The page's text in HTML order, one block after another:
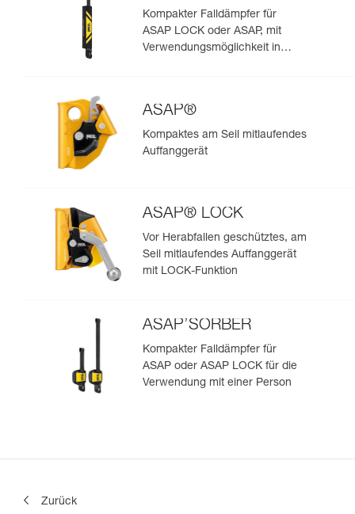
Kompakter Falldämpfer für
ASAP LOCK oder ASAP, mit
Verwendungsmöglichkeit in
ASAP®
Kompaktes am Seil mitlaufendes
Auffanggerät
ASAP® LOCK
Vor Herabfallen geschütztes, am
Seil mitlaufendes Auffanggerät
mit LOCK-Funktion
ASAP’SORBER
Kompakter Falldämpfer für
ASAP oder ASAP LOCK für die
Verwendung mit einer Person
Zurück